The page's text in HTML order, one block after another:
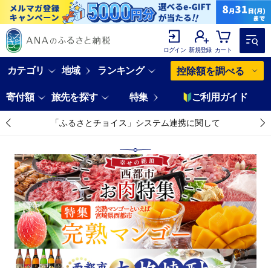
ログイン 新規登録 カート
カテゴリ 地域 ランキング 控除額を調べる
寄付額 旅先を探す 特集 ご利用ガイド
「ふるさとチョイス」システム連携に関して